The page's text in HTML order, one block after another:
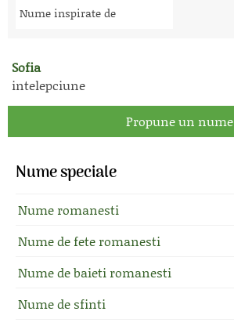
Nume inspirate de
Sofia
intelepciune
Propune un nume
Nume speciale
Nume romanesti
Nume de fete romanesti
Nume de baieti romanesti
Nume de sfinti